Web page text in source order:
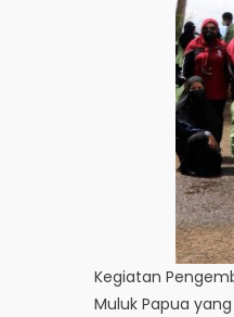
Kegiatan
Muluk Papua